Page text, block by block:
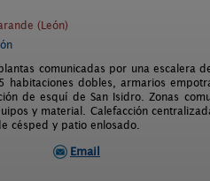
(León)
comunicadas por una escalera
habitaciones dobles, armarios
de esquí de San Isidro. Zonas
y material. Calefacción
césped y patio enlosado.
Email